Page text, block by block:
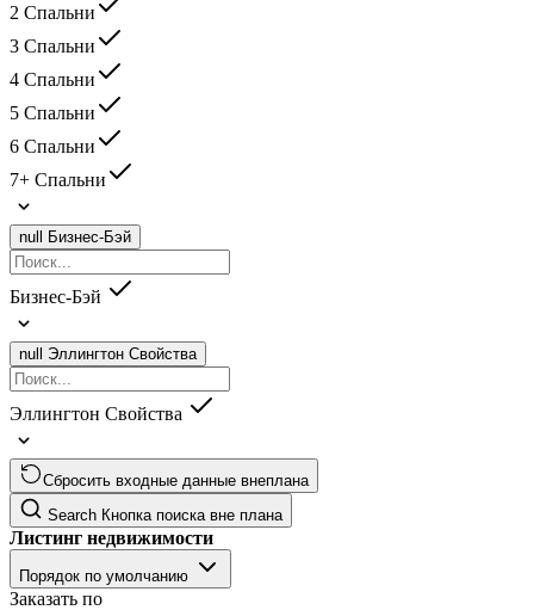
2 Спальни
3 Спальни
4 Спальни
5 Спальни
6 Спальни
7+ Спальни
null Бизнес-Бэй
Бизнес-Бэй
null Эллингтон Свойства
Эллингтон Свойства
Сбросить входные данные внеплана
Search Кнопка поиска вне плана
Листинг недвижимости
Порядок по умолчанию
Заказать по